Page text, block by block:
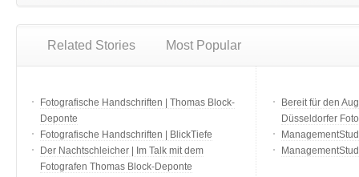
Related Stories Most Popular
Fotografische Handschriften | Thomas Block-
Deponte
Fotografische Handschriften | BlickTiefe
Der Nachtschleicher | Im Talk mit dem
Fotografen Thomas Block-Deponte
Bereit für den
Düsseldorfer